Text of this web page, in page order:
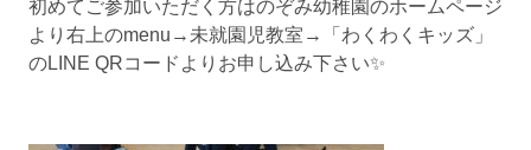
初めてご参加いただく方はのぞみ幼稚園のホームページ
より右上のmenu→未就園児教室→「わくわくキッズ」
のLINE QRコードよりお申し込み下さい✨